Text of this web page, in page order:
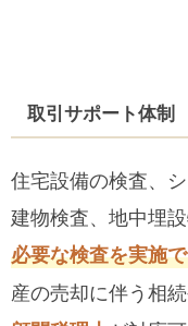
取引サポート体制
住宅設備の検査、
建物検査、地中埋
必要な検査を実施
産の売却に伴う相